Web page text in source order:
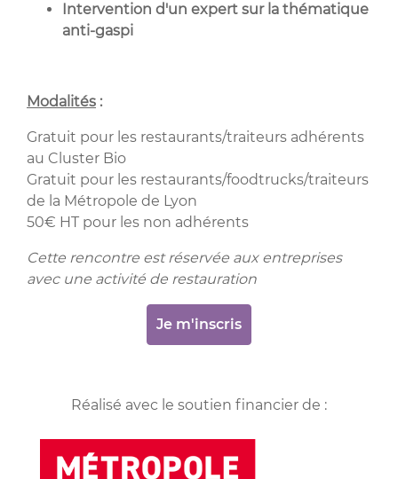
Intervention d'un expert sur la thématique
anti-gaspi
Modalités :
Gratuit pour les restaurants/traiteurs adhérents
au Cluster Bio
Gratuit pour les restaurants/foodtrucks/traiteurs
de la Métropole de Lyon
50€ HT pour les non adhérents
Cette rencontre est réservée aux entreprises
avec une activité de restauration
Je m'inscris
Réalisé avec le soutien financier de :